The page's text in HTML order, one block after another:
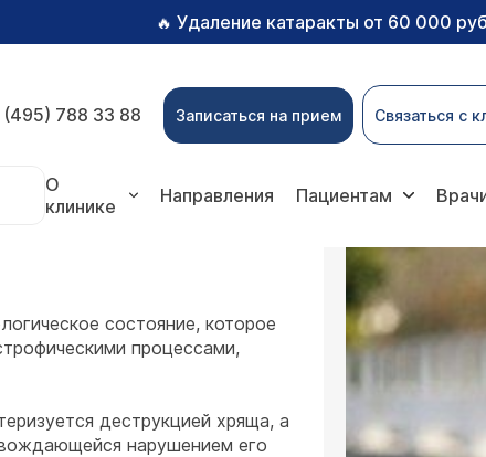
🔥 Удаление катаракты от 60 000
(495) 788 33 88 Записаться на прием Связаться с
О
клинике
Направления Пациентам
состояние, которое
процессами,
деструкцией хряща, а
нарушением его